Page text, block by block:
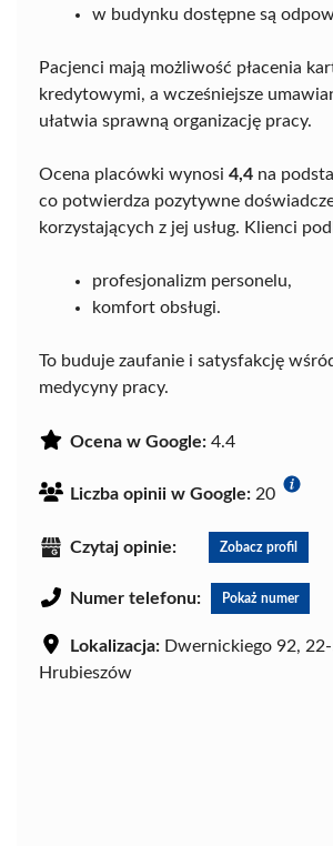
w budynku dostępne są
Pacjenci mają możliwość płacenia
kredytowymi, a wcześniejsze
ułatwia sprawną organizację pracy.
Ocena placówki wynosi 4,4 na
co potwierdza pozytywne
korzystających z jej usług. Klienci
profesjonalizm personelu,
komfort obsługi.
To buduje zaufanie i satysfakcję
medycyny pracy.
Ocena w Google: 4.4
Liczba opinii w Google: 20
Czytaj opinie: Zobacz profil
Numer telefonu: Pokaż numer
Lokalizacja: Dwernickiego 92,
Hrubieszów